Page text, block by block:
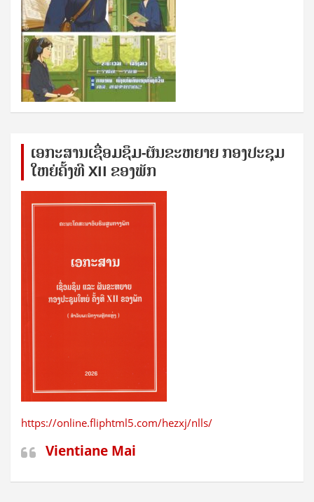
ເອກ​ະ​ສານ​ເຊ​ື່ອມ​ຊ​ຶມ-ຜັນ​ຂະ​ຫ​ຍາຍ ກອງ​ປະ​ຊຸມ​
ໃຫຍ່​ຄັ້ງ​ທີ XII ຂອງ​ພັກ
https://online.fliphtml5.com/hezxj/nlls/
Vientiane Mai